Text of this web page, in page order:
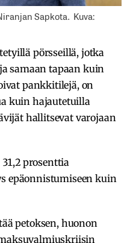
Sapkota. Kuva:
pörsseillä, jotka
samaan tapaan kuin
pankkitilejä, on
kuin hajautetuilla
hallitsevat varojaan
prosenttia
epäonnistumiseen kuin
petoksen, huonon